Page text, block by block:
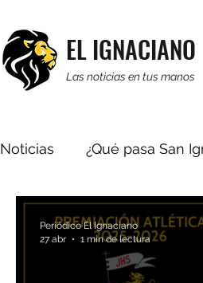
EL IGNACIANO
Las noticias en tus manos
Noticias ¿Qué pasa San
Religión Editorial
Multimedia Noticias
Periódico El Ignaciano
27 abr
1 min de lectura